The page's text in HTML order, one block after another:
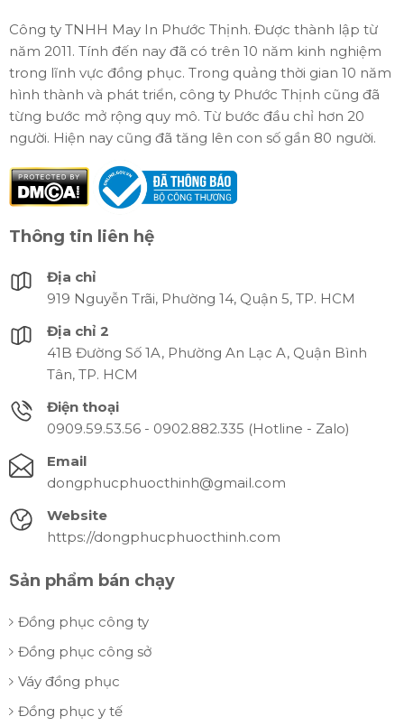
Công ty TNHH May In Phước Thịnh. Được thành lập từ
năm 2011. Tính đến nay đã có trên 10 năm kinh nghiệm
trong lĩnh vực đồng phục. Trong quảng thời gian 10 năm
hình thành và phát triển, công ty Phước Thịnh cũng đã
từng bước mở rộng quy mô. Từ bước đầu chỉ hơn 20
người. Hiện nay cũng đã tăng lên con số gần 80 người.
Thông tin liên hệ
Địa chỉ
919 Nguyễn Trãi, Phường 14, Quận 5, TP. HCM
Địa chỉ 2
41B Đường Số 1A, Phường An Lạc A, Quận Bình
Tân, TP. HCM
Điện thoại
0909.59.53.56 - 0902.882.335 (Hotline - Zalo)
Email
dongphucphuocthinh@gmail.com
Website
https://dongphucphuocthinh.com
Sản phẩm bán chạy
Đồng phục công ty
Đồng phục công sở
Váy đồng phục
Đồng phục y tế